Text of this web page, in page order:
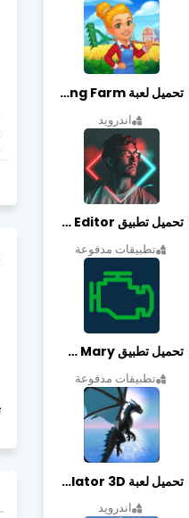
تحميل لعبة Cooking Farm مهكرة أخر إصدار
اندرويد
تحميل تطبيق NeonArt Photo Editor مهكر أخر إصدار
تطبيقات مدفوعة
تحميل تطبيق Obd Mary مهكر أخر إصدار
تطبيقات مدفوعة
تحميل لعبة Dragon Simulator 3D مهكرة أخر إصدار
اندرويد